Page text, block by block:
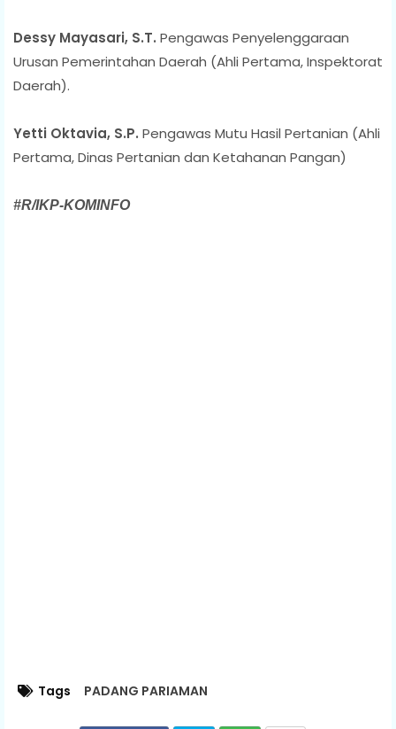
Dessy Mayasari, S.T. Pengawas Penyelenggaraan
Urusan Pemerintahan Daerah (Ahli Pertama, Inspektorat
Daerah).
Yetti Oktavia, S.P. Pengawas Mutu Hasil Pertanian (Ahli
Pertama, Dinas Pertanian dan Ketahanan Pangan)
#R/IKP-KOMINFO
Tags PADANG PARIAMAN